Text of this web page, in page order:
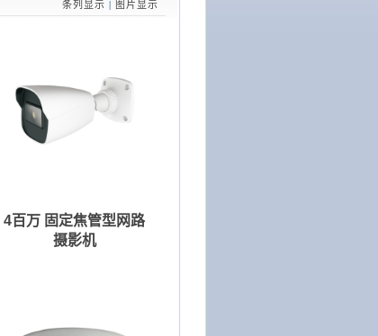
条列显示 | 图片显示
4百万 固定焦管型网路
摄影机